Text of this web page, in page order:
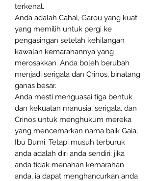
terkenal.
Anda adalah Cahal, Garou yang kuat
yang memilih untuk pergi ke
pengasingan setelah kehilangan
kawalan kemarahannya yang
merosakkan. Anda boleh berubah
menjadi serigala dan Crinos, binatang
ganas besar.
Anda mesti menguasai tiga bentuk
dan kekuatan manusia, serigala, dan
Crinos untuk menghukum mereka
yang mencemarkan nama baik Gaia,
Ibu Bumi. Tetapi musuh terburuk
anda adalah diri anda sendiri: jika
anda tidak menahan kemarahan
anda, ia dapat menghancurkan anda